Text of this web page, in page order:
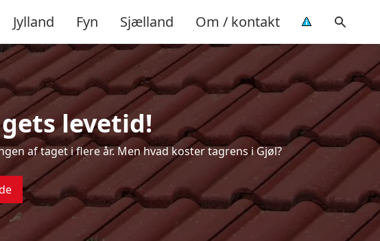
Jylland Fyn Sjælland Om / kontakt
levetid!
af taget i flere år. Men hvad koster tagrens i Gjøl?